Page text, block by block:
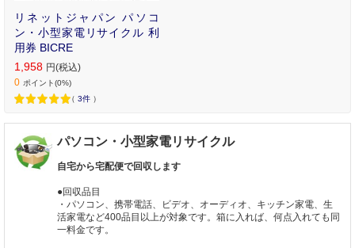
リネットジャパン パソコ
ン・小型家電リサイクル 利
用券 BICRE
1,958 円(税込)
0 ポイント(0%)
（ 3件 ）
パソコン・小型家電リサイクル
自宅から宅配便で回収します
●回収品目
・パソコン、携帯電話、ビデオ、オーディオ、キッチン家電、生
活家電など400品目以上が対象です。箱に入れば、何点入れても同
一料金です。